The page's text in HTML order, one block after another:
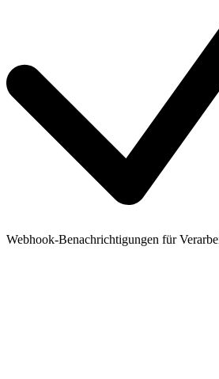
Webhook-Benachrichtigungen für